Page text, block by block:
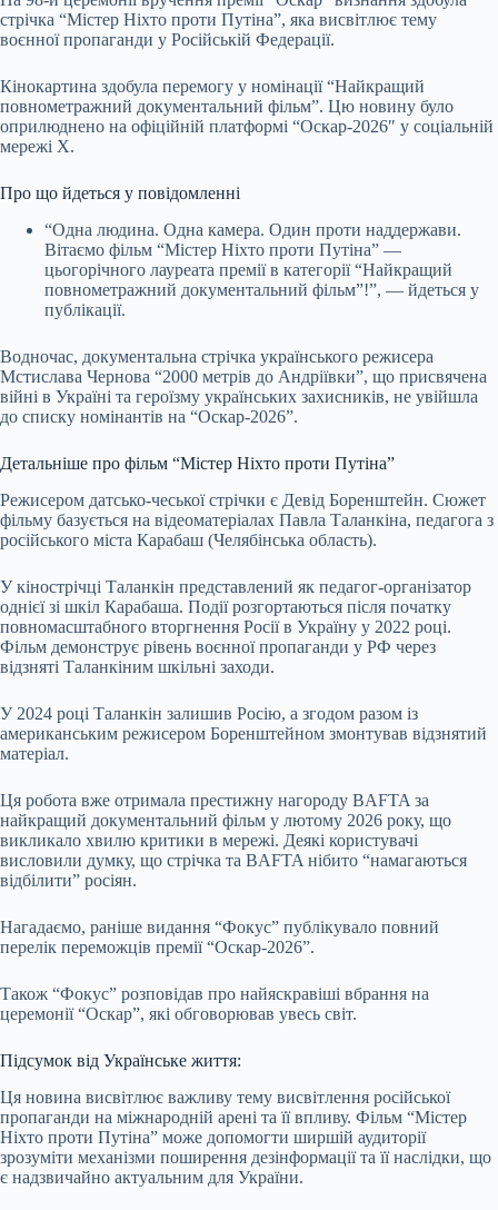
стрічка “Містер Ніхто проти Путіна”, яка висвітлює тему
воєнної пропаганди у Російській Федерації.
Кінокартина здобула перемогу у номінації “Найкращий
повнометражний документальний фільм”. Цю новину було
оприлюднено на офіційній платформі “Оскар-2026″ у соціальній
мережі X.
Про що йдеться у повідомленні
“Одна людина. Одна камера. Один проти наддержави.
Вітаємо фільм “Містер Ніхто проти Путіна” —
цьогорічного лауреата премії в категорії “Найкращий
повнометражний документальний фільм”!”, — йдеться у
публікації.
Водночас, документальна стрічка українського режисера
Мстислава Чернова “2000 метрів до Андріївки”, що присвячена
війні в Україні та героїзму українських захисників, не увійшла
до списку номінантів на “Оскар-2026”.
Детальніше про фільм “Містер Ніхто проти Путіна”
Режисером датсько-чеської стрічки є Девід Боренштейн. Сюжет
фільму базується на відеоматеріалах Павла Таланкіна, педагога з
російського міста Карабаш (Челябінська область).
У кінострічці Таланкін представлений як педагог-організатор
однієї зі шкіл Карабаша. Події розгортаються після початку
повномасштабного вторгнення Росії в Україну у 2022 році.
Фільм демонструє рівень воєнної пропаганди у РФ через
відзняті Таланкіним шкільні заходи.
У 2024 році Таланкін залишив Росію, а згодом разом із
американським режисером Боренштейном змонтував відзнятий
матеріал.
Ця робота вже отримала престижну нагороду BAFTA за
найкращий документальний фільм у лютому 2026 року, що
викликало хвилю критики в мережі. Деякі користувачі
висловили думку, що стрічка та BAFTA нібито “намагаються
відбілити” росіян.
Нагадаємо, раніше видання “Фокус” публікувало повний
перелік переможців премії “Оскар-2026”.
Також “Фокус” розповідав про найяскравіші вбрання на
церемонії “Оскар”, які обговорював увесь світ.
Підсумок від Українське життя:
Ця новина висвітлює важливу тему висвітлення російської
пропаганди на міжнародній арені та її впливу. Фільм “Містер
Ніхто проти Путіна” може допомогти ширшій аудиторії
зрозуміти механізми поширення дезінформації та її наслідки, що
є надзвичайно актуальним для України.